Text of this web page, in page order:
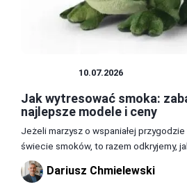
10.07.2026
Jak wytresować smoka:
najlepsze modele i ceny
Jeżeli marzysz o wspaniałej
świecie smoków, to razem odkryjemy,
Dariusz Chmielewski